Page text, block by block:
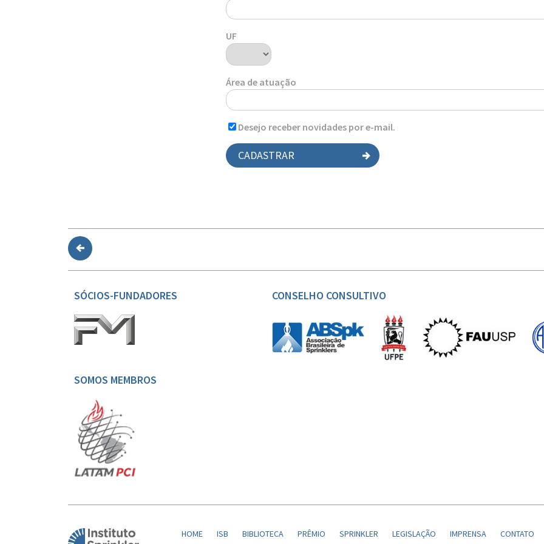
UF
Área de atuação
Desejo receber novidades por e-mail.
CADASTRAR
SÓCIOS-FUNDADORES CONSELHO CONSULTIVO
SOMOS MEMBROS
HOME ISB BIBLIOTECA PRÊMIO SPRINKLER LEGISLAÇÃO IMPRENSA CONTATO